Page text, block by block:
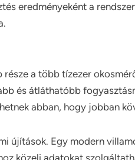
eredményeként a
a több tízezer
és átláthatóbb
abban, hogy jobban
újítások. Egy modern